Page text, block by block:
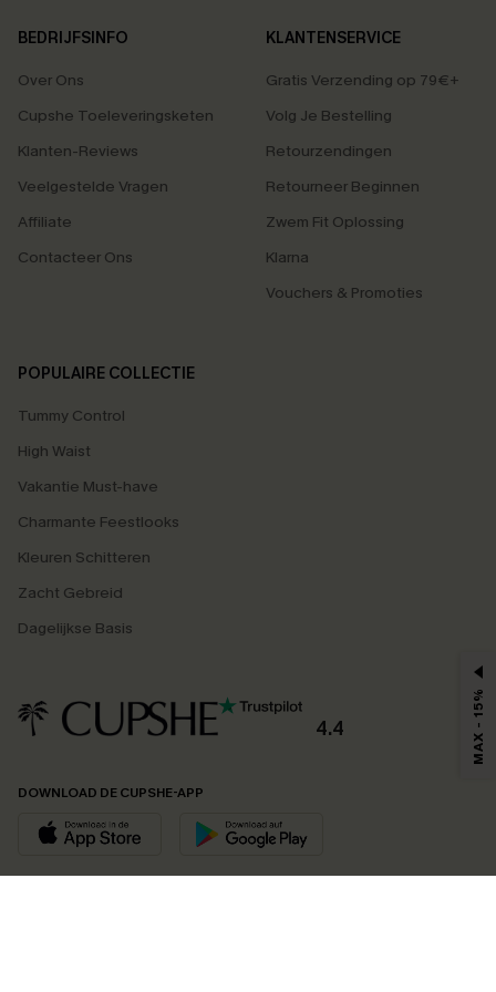
BEDRIJFSINFO
Over Ons
Cupshe Toeleveringsketen
Klanten-Reviews
Veelgestelde Vragen
Affiliate
Contacteer Ons
KLANTENSERVICE
Gratis Verzending op 79€+
Volg Je Bestelling
Retourzendingen
Retourneer Beginnen
Zwem Fit Oplossing
Klarna
Vouchers & Promoties
POPULAIRE COLLECTIE
Tummy Control
High Waist
Vakantie Must-have
Charmante Feestlooks
Kleuren Schitteren
Zacht Gebreid
Dagelijkse Basis
4.4
DOWNLOAD DE CUPSHE-APP
MAX - 15%